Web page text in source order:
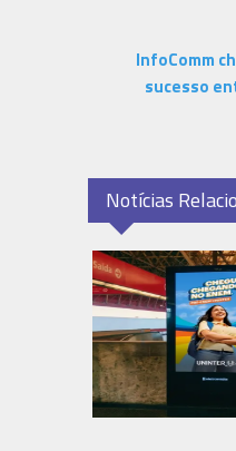
InfoComm
sucesso
Notícias